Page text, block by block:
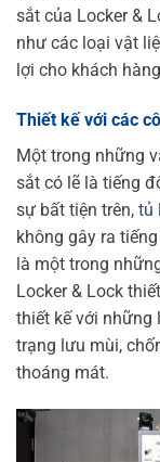
sắt của Locker &
như các loại vật
lợi cho khách
Thiết kế với các
Một trong những
sắt có lẽ là tiếng
sự bất tiện trên, tủ
không gây ra
là một trong
Locker & Lock
thiết kế với những
trạng lưu mùi,
thoáng mát.